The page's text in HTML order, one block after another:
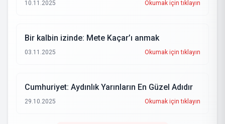
10.11.2025 Okumak için tıklayın
Bir kalbin izinde: Mete Kaçar’ı anmak
03.11.2025 Okumak için tıklayın
Cumhuriyet: Aydınlık Yarınların En Güzel Adıdır
29.10.2025 Okumak için tıklayın